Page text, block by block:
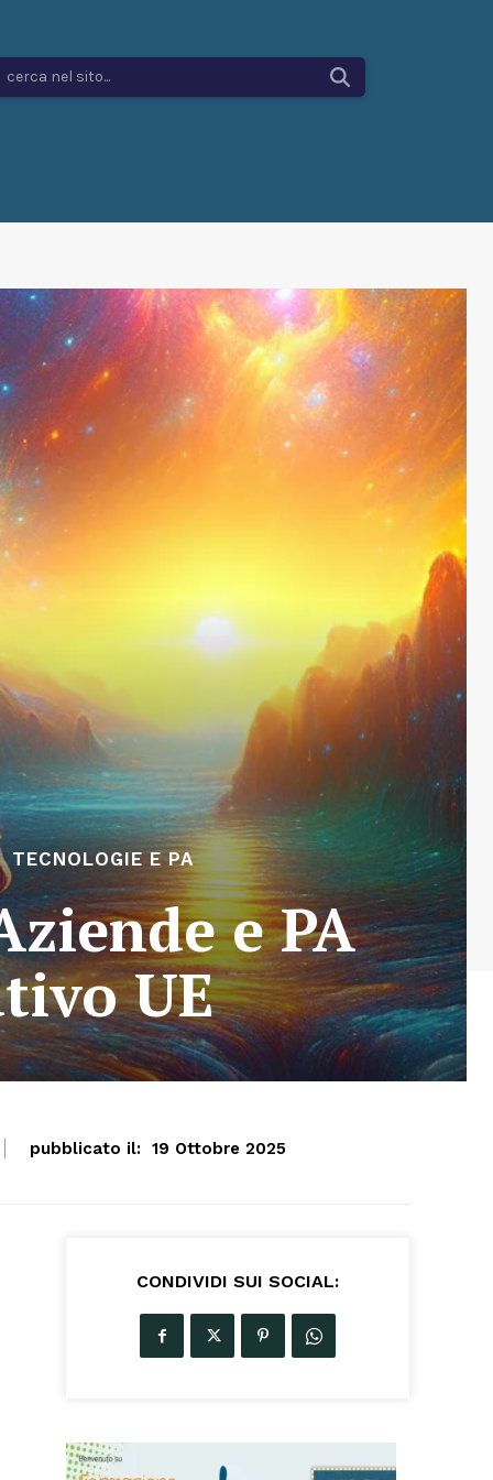
cerca nel sito...
TECNOLOGIE E PA
e PA
UE
pubblicato il: 19 Ottobre 2025
CONDIVIDI SUI SOCIAL: